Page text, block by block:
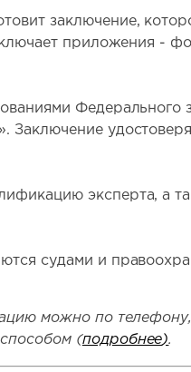
заключение,
приложения -
Заключение
эксперта, а
судами и
можно по
(подробнее).